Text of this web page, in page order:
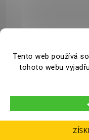
Tento web používá
tohoto webu
REMMERS - HK
Vodově šedá -